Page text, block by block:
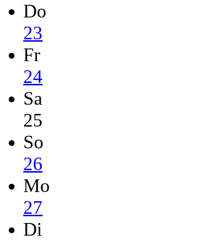
Do
23
Fr
24
Sa
25
So
26
Mo
27
Di